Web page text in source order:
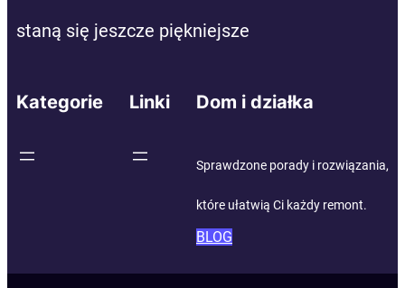
staną się jeszcze piękniejsze
Kategorie Linki Dom i działka
Sprawdzone porady i rozwiązania,
które ułatwią Ci każdy remont.
BLOG